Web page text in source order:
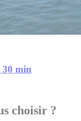
min
choisir ?